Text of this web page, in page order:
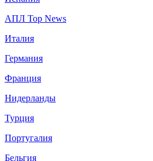
АПЛ Top News
Италия
Германия
Франция
Нидерланды
Турция
Португалия
Бельгия